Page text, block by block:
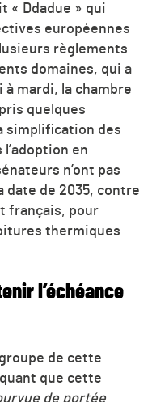
« Ddadue » qui
européennes
règlements
domaines, qui a
mardi, la chambre
quelques
simplification des
en
n’ont pas
date de 2035, contre
français, pour
thermiques
l’échéance
de cette
que cette
de portée